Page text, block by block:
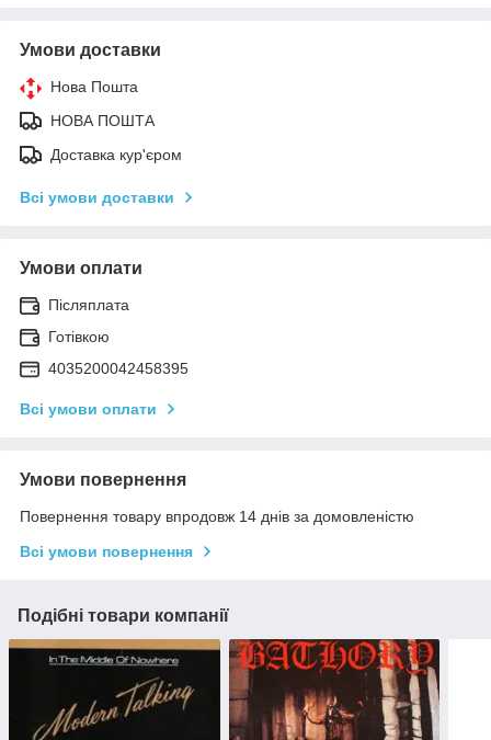
Умови доставки
Нова Пошта
НОВА ПОШТА
Доставка кур'єром
Всі умови доставки
Умови оплати
Післяплата
Готівкою
4035200042458395
Всі умови оплати
Умови повернення
Повернення товару впродовж 14 днів за домовленістю
Всі умови повернення
Подібні товари компанії